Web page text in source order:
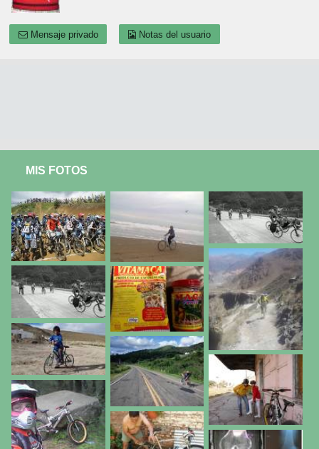
Mensaje privado Notas del usuario
MIS FOTOS